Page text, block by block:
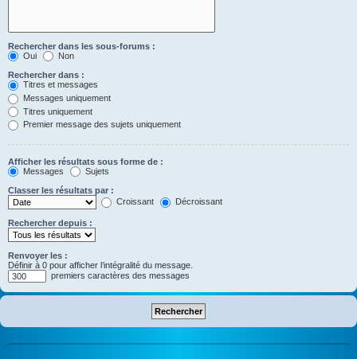
Rechercher dans les sous-forums :
Oui
Non
Rechercher dans :
Titres et messages
Messages uniquement
Titres uniquement
Premier message des sujets uniquement
Afficher les résultats sous forme de :
Messages
Sujets
Classer les résultats par :
Croissant
Décroissant
Rechercher depuis :
Renvoyer les :
Définir à 0 pour afficher l’intégralité du message.
premiers caractères des messages